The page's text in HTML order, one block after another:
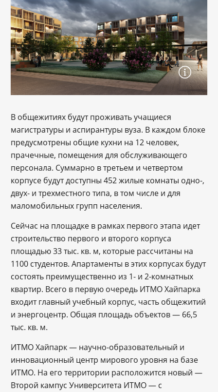
В общежитиях будут проживать учащиеся
магистратуры и аспирантуры вуза. В каждом блоке
предусмотрены общие кухни на 12 человек,
прачечные, помещения для обслуживающего
персонала. Суммарно в третьем и четвертом
корпусе будут доступны 452 жилые комнаты одно-,
двух- и трехместного типа, в том числе и для
маломобильных групп населения.
Сейчас на площадке в рамках первого этапа идет
строительство первого и второго корпуса
площадью 33 тыс. кв. м, которые рассчитаны на
1100 студентов. Апартаменты в этих корпусах будут
состоять преимущественно из 1- и 2-комнатных
квартир. Всего в первую очередь ИТМО Хайпарка
входит главный учебный корпус, часть общежитий
и энергоцентр. Общая площадь объектов — 66,5
тыс. кв. м.
ИТМО Хайпарк ― научно-образовательный и
инновационный центр мирового уровня на базе
ИТМО. На его территории расположится новый ―
Второй кампус Университета ИТМО ― с